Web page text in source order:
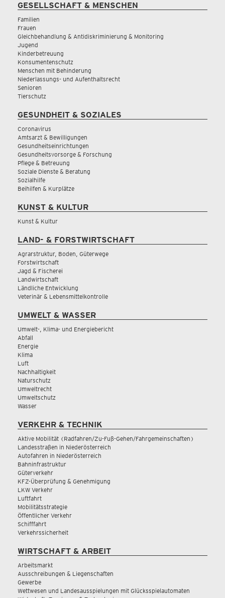
GESELLSCHAFT & MENSCHEN
Familien
Frauen
Gleichbehandlung & Antidiskriminierung & Monitoring
Jugend
Kinderbetreuung
Konsumentenschutz
Menschen mit Behinderung
Niederlassungs- und Aufenthaltsrecht
Senioren
Tierschutz
GESUNDHEIT & SOZIALES
Coronavirus
Amtsarzt & Bewilligungen
Gesundheitseinrichtungen
Gesundheitsvorsorge & Forschung
Pflege & Betreuung
Soziale Dienste & Beratung
Sozialhilfe
Beihilfen & Kurplätze
KUNST & KULTUR
Kunst & Kultur
LAND- & FORSTWIRTSCHAFT
Agrarstruktur, Boden, Güterwege
Forstwirtschaft
Jagd & Fischerei
Landwirtschaft
Ländliche Entwicklung
Veterinär & Lebensmittelkontrolle
UMWELT & WASSER
Umwelt-, Klima- und Energiebericht
Abfall
Energie
Klima
Luft
Nachhaltigkeit
Naturschutz
Umweltrecht
Umweltschutz
Wasser
VERKEHR & TECHNIK
Aktive Mobilität (Radfahren/Zu-Fuß-Gehen/Fahrgemeinschaften)
Landesstraßen in Niederösterreich
Autofahren in Niederösterreich
Bahninfrastruktur
Güterverkehr
KFZ-Überprüfung & Genehmigung
LKW Verkehr
Luftfahrt
Mobilitätsstrategie
Öffentlicher Verkehr
Schifffahrt
Verkehrssicherheit
WIRTSCHAFT & ARBEIT
Arbeitsmarkt
Ausschreibungen & Liegenschaften
Gewerbe
Wettwesen und Landesausspielungen mit Glücksspielautomaten